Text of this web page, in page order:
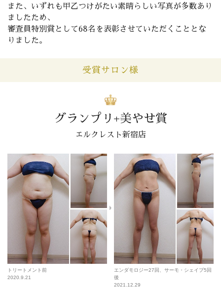
また、いずれも甲乙つけがたい素晴らしい写真が多数あり
ましたため、
審査員特別賞として68名を表彰させていただくこととな
りました。
受賞サロン様
グランプリ+美やせ賞
エルクレスト新宿店
トリートメント前
2020.9.21
エンダモロジー27回、サーモ・シェイプ5回
後
2021.12.29